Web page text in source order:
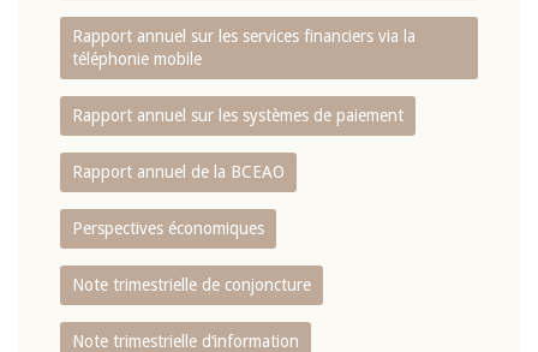
Rapport annuel sur les services financiers via la
téléphonie mobile
Rapport annuel sur les systèmes de paiement
Rapport annuel de la BCEAO
Perspectives économiques
Note trimestrielle de conjoncture
Note trimestrielle d‘information